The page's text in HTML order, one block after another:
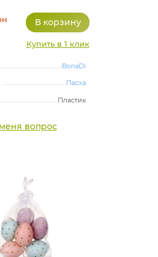
Купить в 1 клик
BonaDi
Пасха
Пластик
вопрос